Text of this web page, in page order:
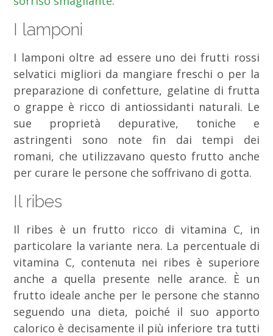
I lamponi
I lamponi oltre ad essere uno dei frutti rossi
selvatici migliori da mangiare freschi o per la
preparazione di confetture, gelatine di frutta
o grappe è ricco di antiossidanti naturali. Le
sue proprietà depurative, toniche e
astringenti sono note fin dai tempi dei
romani, che utilizzavano questo frutto anche
per curare le persone che soffrivano di gotta.
Il ribes
Il ribes è un frutto ricco di vitamina C, in
particolare la variante nera. La percentuale di
vitamina C, contenuta nei ribes è superiore
anche a quella presente nelle arance. È un
frutto ideale anche per le persone che stanno
seguendo una dieta, poiché il suo apporto
calorico è decisamente il più inferiore tra tutti